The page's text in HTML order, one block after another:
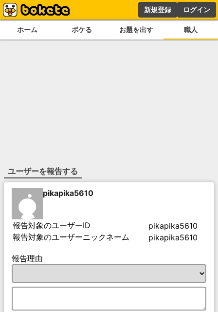
新規登録 ログイン
ホーム ボケる お題を出す 職人
ユーザーを報告する
pikapika5610
報告対象のユーザーID
pikapika5610
報告対象のユーザーニックネーム
pikapika5610
報告理由